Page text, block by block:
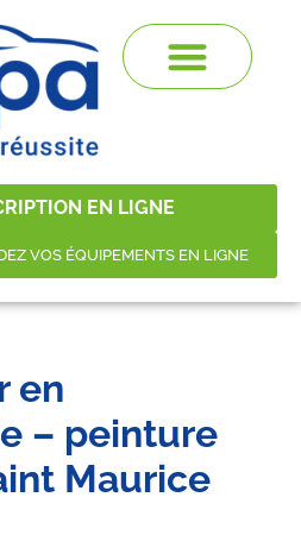
EN LIGNE
VOS ÉQUIPEMENTS EN LIGNE
en
– peinture
Maurice